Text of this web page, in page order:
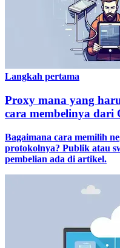
Langkah pertama
Proxy mana yang
cara membelinya dari
Bagaimana cara memilih
protokolnya? Publik atau
pembelian ada di artikel.